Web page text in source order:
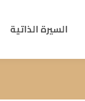
السيرة الذاتية